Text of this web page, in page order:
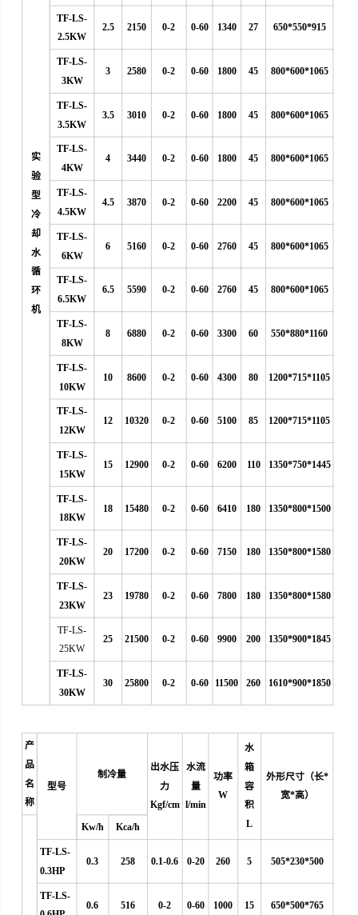
实
验
型
冷
却
水
循
环
机
TF-LS-
2.5KW
2.5 2150 0-2 0-60 1340 27 650*550*915
TF-LS-
3KW
3 2580 0-2 0-60 1800 45 800*600*1065
TF-LS-
3.5KW
3.5 3010 0-2 0-60 1800 45 800*600*1065
TF-LS-
4KW
4 3440 0-2 0-60 1800 45 800*600*1065
TF-LS-
4.5KW
4.5 3870 0-2 0-60 2200 45 800*600*1065
TF-LS-
6KW
6 5160 0-2 0-60 2760 45 800*600*1065
TF-LS-
6.5KW
6.5 5590 0-2 0-60 2760 45 800*600*1065
TF-LS-
8KW
8 6880 0-2 0-60 3300 60 550*880*1160
TF-LS-
10KW
10 8600 0-2 0-60 4300 80 1200*715*1105
TF-LS-
12KW
12 10320 0-2 0-60 5100 85 1200*715*1105
TF-LS-
15KW
15 12900 0-2 0-60 6200 110 1350*750*1445
TF-LS-
18KW
18 15480 0-2 0-60 6410 180 1350*800*1500
TF-LS-
20KW
20 17200 0-2 0-60 7150 180 1350*800*1580
TF-LS-
23KW
23 19780 0-2 0-60 7800 180 1350*800*1580
TF-LS-
25KW
25 21500 0-2 0-60 9900 200 1350*900*1845
TF-LS-
30KW
30 25800 0-2 0-60 11500 260 1610*900*1850
产
品
名
称
型号
制冷量
出水压
力
Kgf/cm
水流
量
l/min
功率
W
水
箱
容
积
L
外形尺寸（长*
宽*高）
Kw/h Kca/h
TF-LS-
0.3HP
0.3 258 0.1-0.6 0-20 260 5 505*230*500
TF-LS-
0.6 516 0-2 0-60 1000 15 650*500*765